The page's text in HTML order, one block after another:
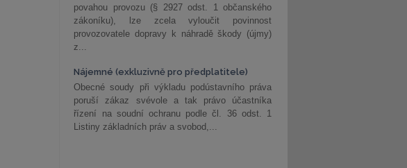
povahou provozu (§ 2927 odst. 1 občanského
zákoníku), lze zcela vyloučit povinnost
provozovatele dopravy k náhradě škody (újmy)
z...
Nájemné (exkluzivně pro předplatitele)
Obecné soudy při výkladu podústavního práva
poruší zákaz svévole a tak právo účastníka
řízení na soudní ochranu podle čl. 36 odst. 1
Listiny základních práv a svobod,...